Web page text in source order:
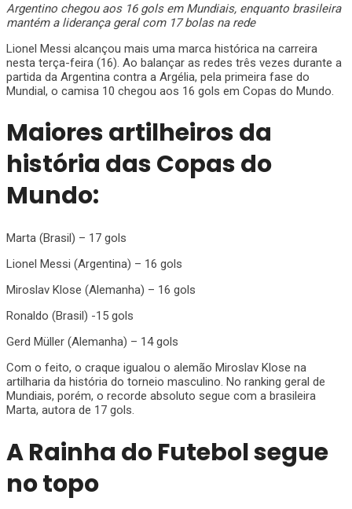
Argentino chegou aos 16 gols em Mundiais, enquanto brasileira
mantém a liderança geral com 17 bolas na rede
​Lionel Messi alcançou mais uma marca histórica na carreira
nesta terça-feira (16). Ao balançar as redes três vezes durante a
partida da Argentina contra a Argélia, pela primeira fase do
Mundial, o camisa 10 chegou aos 16 gols em Copas do Mundo.
Maiores artilheiros da
história das Copas do
Mundo:
Marta (Brasil) – 17 gols
Lionel Messi (Argentina) – 16 gols
Miroslav Klose (Alemanha) – 16 gols
Ronaldo (Brasil) -15 gols
Gerd Müller (Alemanha) – 14 gols
Com o feito, o craque igualou o alemão Miroslav Klose na
artilharia da história do torneio masculino. No ranking geral de
Mundiais, porém, o recorde absoluto segue com a brasileira
Marta, autora de 17 gols.
A Rainha do Futebol segue
no topo